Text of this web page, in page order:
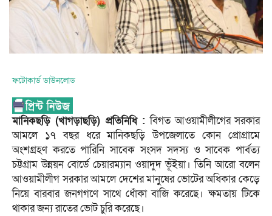
ফটোকার্ড ডাউনলোড
মানিকছড়ি (খাগড়াছড়ি) প্রতিনিধি :বিগত আওয়ামীলীগের সরকার
আমলে ১৭ বছর ধরে মানিকছড়ি উপজেলাতে কোন প্রোগ্রামে
অংশগ্রহণ করতে পারিনি সাবেক সংসদ সদস্য ও সাবেক পার্বত্য
চট্টগ্রাম উন্নয়ন বোর্ডে চেয়ারম্যান ওয়াদুদ ভূঁইয়া। তিনি আরো বলেন
আওয়ামীলীগ সরকার আমলে দেশের মানুষের ভোটের অধিকার কেড়ে
নিয়ে বারবার জনগগণে সাথে ধোঁকা বাজি করেছে। ক্ষমতায় টিকে
থাকার জন্য রাতের ভোট চুরি করেছে।